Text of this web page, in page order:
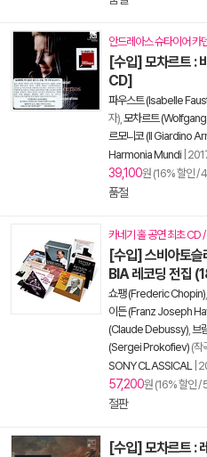
안드레아스 슈타이어 카
[수입] 모차르트 :
CD]
파우스트 (Isabelle
자), 모차르트
르모니코 (Il Giardino
Harmonia Mundi
39,100원 (16% 할인 /
품절
카네기 홀 공연 최초 CD
[수입] 스비아토
BIA 레코딩 전집
쇼팽 (Frederic Chopin)
이든 (Franz Joseph
(Claude Debussy) 브
(Sergei Prokofiev) (작
SONY CLASSICAL|
57,200원 (16% 할인 /
절판
[수입] 모차르트 :